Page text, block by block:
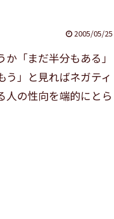
2005/05/25
「まだ半分もある」
」と見ればネガティ
人の性向を端的にとら